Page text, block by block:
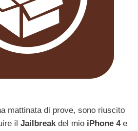
mattinata di prove, sono riuscito
il Jailbreak del mio iPhone 4e